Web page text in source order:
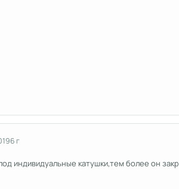
6 г
индивидуальные катушки,тем более он